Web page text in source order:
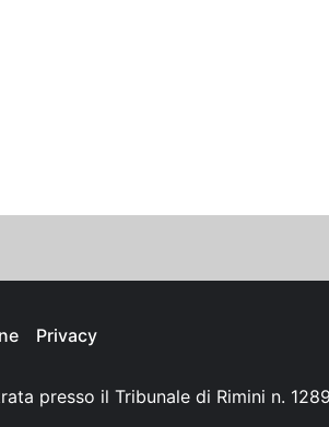
Privacy
presso il Tribunale di Rimini n.